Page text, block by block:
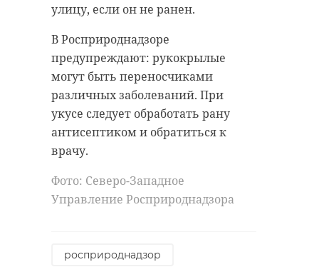
улицу, если он не ранен.
В Росприроднадзоре
предупреждают: рукокрылые
могут быть переносчиками
различных заболеваний. При
укусе следует обработать рану
антисептиком и обратиться к
врачу.
Фото: Северо-Западное
Управление Росприроднадзора
росприроднадзор